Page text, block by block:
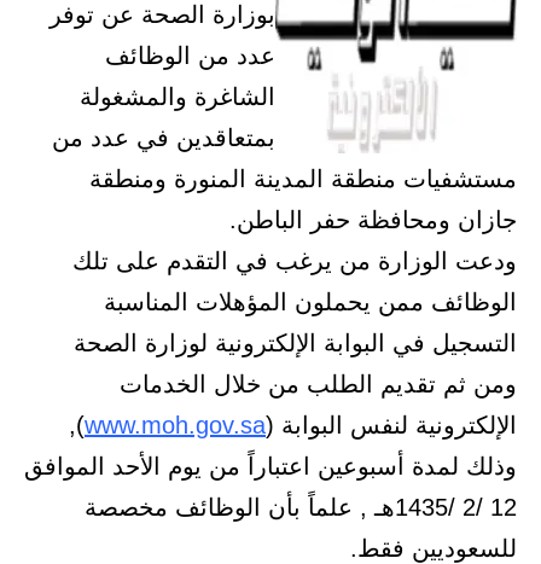
بوزارة الصحة عن توفر
عدد من الوظائف
الشاغرة والمشغولة
بمتعاقدين في عدد من
مستشفيات منطقة المدينة المنورة ومنطقة
جازان ومحافظة حفر الباطن.
ودعت الوزارة من يرغب في التقدم على تلك
الوظائف ممن يحملون المؤهلات المناسبة
التسجيل في البوابة الإلكترونية لوزارة الصحة
ومن ثم تقديم الطلب من خلال الخدمات
الإلكترونية لنفس البوابة (www.moh.gov.sa
),
وذلك لمدة أسبوعين اعتباراً من يوم الأحد الموافق
12 /2 /1435هـ , علماً بأن الوظائف مخصصة
للسعوديين فقط.